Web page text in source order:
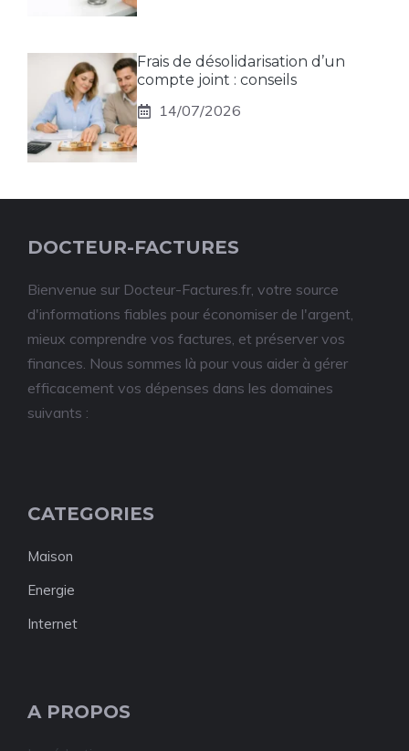
Frais de désolidarisation d’un
compte joint : conseils
14/07/2026
DOCTEUR-FACTURES
Bienvenue sur Docteur-Factures.fr, votre source
d'informations fiables pour économiser de l'argent,
mieux comprendre vos factures, et préserver vos
finances. Nous sommes là pour vous aider à gérer
efficacement vos dépenses dans les domaines
suivants :
CATEGORIES
Maison
Energie
Internet
A PROPOS